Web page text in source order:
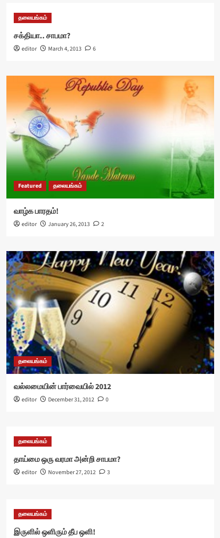
தலையங்கம்
சக்தியா.. சாபமா?
editor March 4, 2013 6
Featured தலையங்கம்
வாழ்க பாரதம்!
editor January 26, 2013 2
தலையங்கம்
வல்லமையின் பார்வையில் 2012
editor December 31, 2012 0
தலையங்கம்
தாய்மை ஒரு வரமா அன்றி சாபமா?
editor November 27, 2012 3
தலையங்கம்
இருளில் ஒளிரும் தீப ஒளி!